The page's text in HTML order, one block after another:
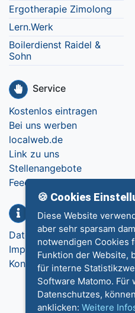
Ergotherapie Zimolong
Lern.Werk
Boilerdienst Raidel &
Sohn
Service
Kostenlos eintragen
Bei uns werben
localweb.de
Link zu uns
Stellenangebote
Feedback
Info
Datenschutz
Impressum
Kontakt
🍪 Cookies
Diese Website
aber sehr sparsam
notwendigen Cookies
Funktion der Website,
für interne
Software Matomo. Für
Datenschutzes,
anklicken: Weitere